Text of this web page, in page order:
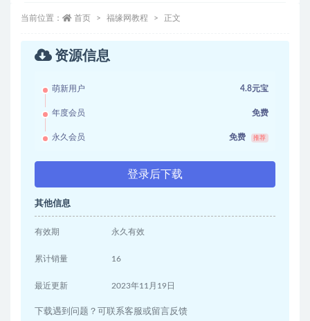
当前位置： 首页 福缘网教程 正文
资源信息
萌新用户 4.8元宝
年度会员 免费
永久会员 免费 推荐
登录后下载
其他信息
有效期 永久有效
累计销量 16
最近更新 2023年11月19日
下载遇到问题？可联系客服或留言反馈